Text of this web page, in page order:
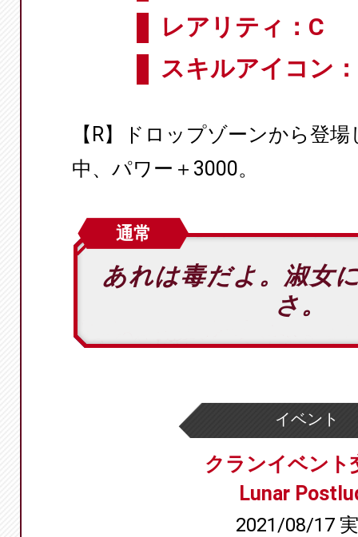
レアリティ：C
スキルアイコン
【R】ドロップゾーンから登
中、パワー＋3000。
通常
あれは毒だよ。淑女
さ。
イベント
クランイベント
Lunar
2021/08/17